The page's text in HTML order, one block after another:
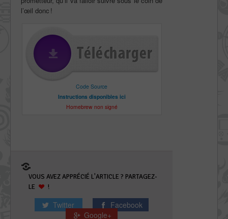
l’œil donc !
Code Source
Instructions disponibles ici
Homebrew non signé
VOUS AVEZ APPRÉCIÉ L'ARTICLE ? PARTAGEZ-
LE
!
Twitter
Facebook
Google+